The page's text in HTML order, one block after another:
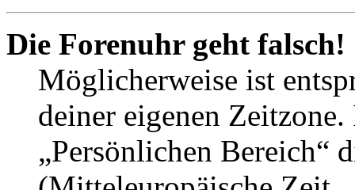
Die Forenuhr geht falsch!
Möglicherweise ist
deiner eigenen
„Persönlichen Bereich“